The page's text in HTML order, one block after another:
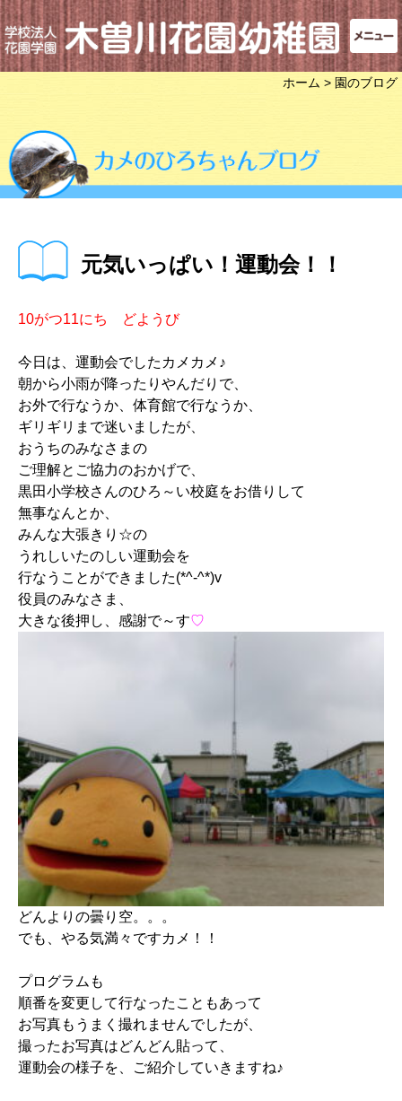
ホーム > 園のブログ
元気いっぱい！運動会！！
10がつ11にち どようび
今日は、運動会でしたカメカメ♪
朝から小雨が降ったりやんだりで、
お外で行なうか、体育館で行なうか、
ギリギリまで迷いましたが、
おうちのみなさまの
ご理解とご協力のおかげで、
黒田小学校さんのひろ～い校庭をお借りして
無事なんとか、
みんな大張きり☆の
うれしいたのしい運動会を
行なうことができました(*^-^*)v
役員のみなさま、
大きな後押し、感謝で～す♡
どんよりの曇り空。。。
でも、やる気満々ですカメ！！
プログラムも
順番を変更して行なったこともあって
お写真もうまく撮れませんでしたが、
撮ったお写真はどんどん貼って、
運動会の様子を、ご紹介していきますね♪